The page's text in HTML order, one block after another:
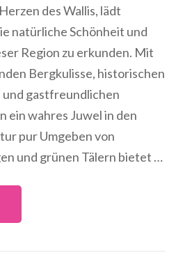
des Wallis, lädt
natürliche Schönheit und
Region zu erkunden. Mit
Bergkulisse, historischen
gastfreundlichen
ein wahres Juwel in den
pur Umgeben von
und grünen Tälern bietet …